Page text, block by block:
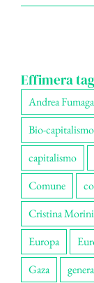
Effimera
Andrea
Bio-
capitalismo
Comune
Cristina Morini
Europa
Gaza